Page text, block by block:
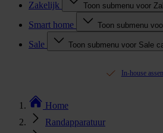
Zakelijk Toon submenu voor
Smart home Toon submenu
Sale Toon submenu voor Sale
In-house
Home
Randapparatuur